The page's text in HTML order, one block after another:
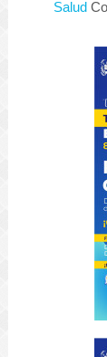
Salud